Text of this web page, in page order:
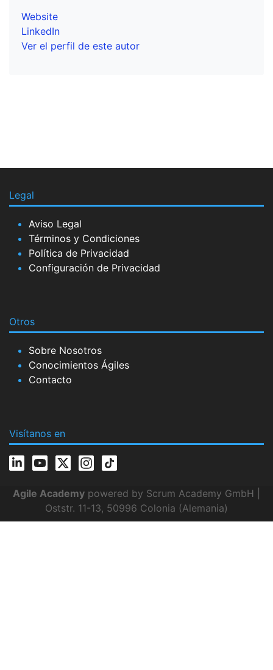
Website
LinkedIn
Ver el perfil de este autor
Legal
Aviso Legal
Términos y Condiciones
Política de Privacidad
Configuración de Privacidad
Otros
Sobre Nosotros
Conocimientos Ágiles
Contacto
Visítanos en
Agile Academy powered by Scrum Academy GmbH |
Oststr. 11-13, 50996 Colonia (Alemania)